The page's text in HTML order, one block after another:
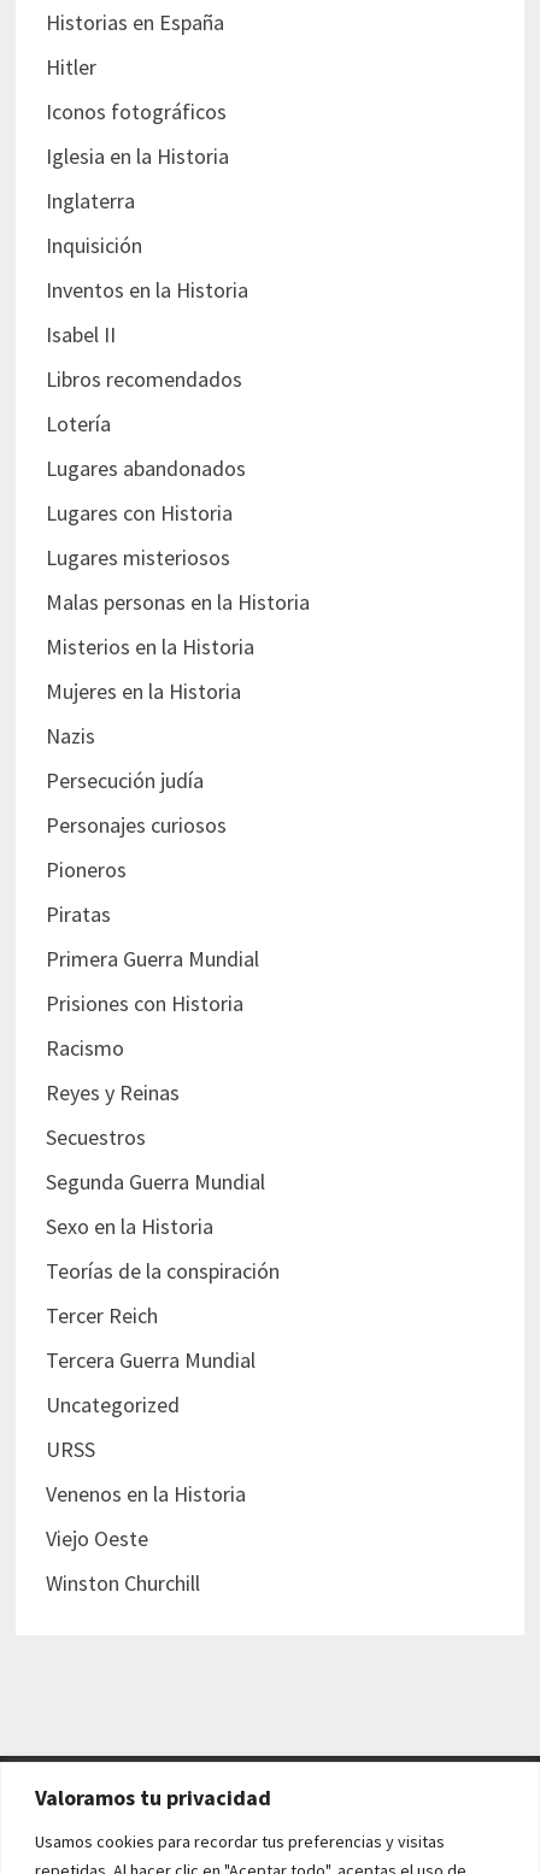
Valoramos tu privacidad
Usamos cookies para recordar tus preferencias y visitas
Historias en España
Hitler
Iconos fotográficos
Iglesia en la Historia
Inglaterra
Inquisición
Inventos en la Historia
Isabel II
Libros recomendados
Lotería
Lugares abandonados
Lugares con Historia
Lugares misteriosos
Malas personas en la Historia
Misterios en la Historia
Mujeres en la Historia
Nazis
Persecución judía
Personajes curiosos
Pioneros
Piratas
Primera Guerra Mundial
Prisiones con Historia
Racismo
Reyes y Reinas
Secuestros
Segunda Guerra Mundial
Sexo en la Historia
Teorías de la conspiración
Tercer Reich
Tercera Guerra Mundial
Uncategorized
URSS
Venenos en la Historia
Viejo Oeste
Winston Churchill
AVISO LEGAL Y POLÍTICAS